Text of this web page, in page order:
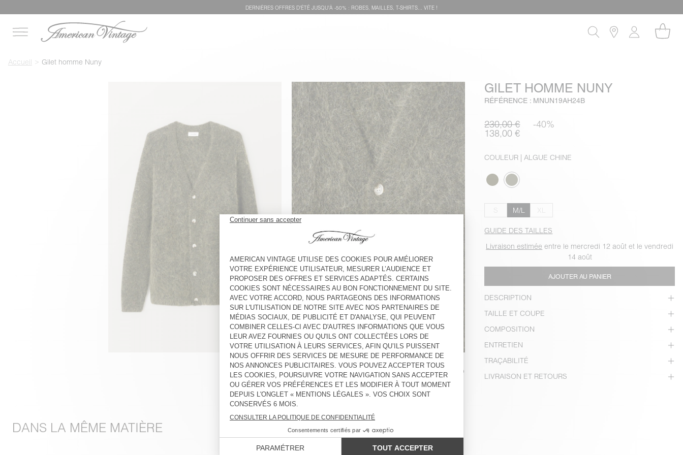
DERNIÈRES OFFRES D'ÉTÊ JUSQU'À -50% : ROBES, MAILLES, T-SHIRTS... VITE !
Accueil Gilet homme Nuny
GILET HOMME NUNY
RÉFÉRENCE : MNUN19AH24B
230,00 € -40%
138,00 €
COULEUR | ALGUE CHINE
M/L
GUIDE DES TAILLES
Livraison estimée entre le mercredi 12 août et le vendredi
14 août
AJOUTER AU PANIER
DESCRIPTION
TAILLE ET COUPE
COMPOSITION
ENTRETIEN
TRAÇABILITÉ
LIVRAISON ET RETOURS
DANS LA MÊME MATIÈRE